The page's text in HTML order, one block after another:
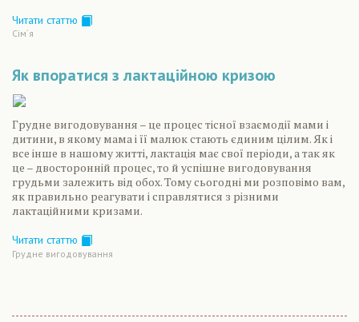
Читати статтю
Сiм´я
Як впоратися з лактаційною кризою
Грудне вигодовування – це процес тісної взаємодії мами і
дитини, в якому мама і її малюк стають єдиним цілим. Як і
все інше в нашому житті, лактація має свої періоди, а так як
це – двосторонній процес, то й успішне вигодовування
грудьми залежить від обох. Тому сьогодні ми розповімо вам,
як правильно реагувати і справлятися з різними
лактаційними кризами.
Читати статтю
Грудне вигодовування